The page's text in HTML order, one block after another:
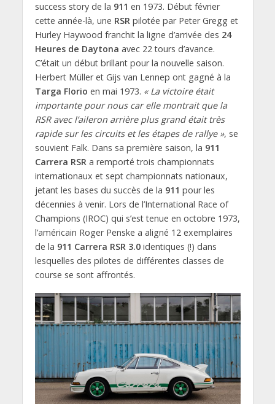
success story de la 911 en 1973. Début février
cette année-là, une RSRpilotée par Peter Gregg et
Hurley Haywood franchit la ligne d’arrivée des 24
Heures de Daytona avec 22 tours d’avance.
C’était un début brillant pour la nouvelle saison.
Herbert Müller et Gijs van Lennep ont gagné à la
Targa Florio en mai 1973. « La victoire était
importante pour nous car elle montrait que la
RSR avec l’aileron arrière plus grand était très
rapide sur les circuits et les étapes de rallye », se
souvient Falk. Dans sa première saison, la 911
Carrera RSRa remporté trois championnats
internationaux et sept championnats nationaux,
jetant les bases du succès de la 911 pour les
décennies à venir. Lors de l’International Race of
Champions (IROC) qui s’est tenue en octobre 1973,
l’américain Roger Penske a aligné 12 exemplaires
de la 911 Carrera RSR 3.0identiques (!) dans
lesquelles des pilotes de différentes classes de
course se sont affrontés.